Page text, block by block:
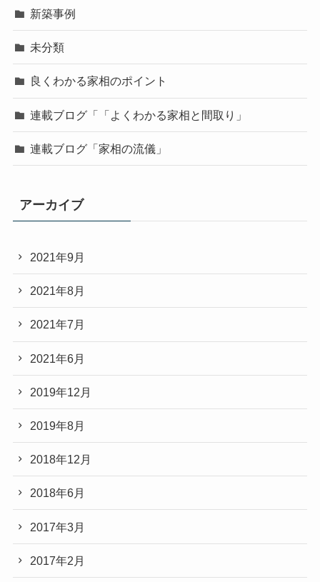
新築事例
未分類
良くわかる家相のポイント
連載ブログ「「よくわかる家相と間取り」
連載ブログ「家相の流儀」
アーカイブ
2021年9月
2021年8月
2021年7月
2021年6月
2019年12月
2019年8月
2018年12月
2018年6月
2017年3月
2017年2月